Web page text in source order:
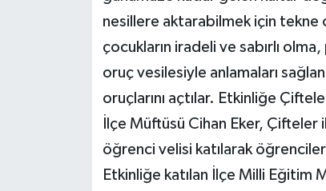
nesillere aktarabilmek için
çocukların iradeli ve sabırlı
oruç vesilesiyle anlamaları
oruçlarını açtılar. Etkinliğe
İlçe Müftüsü Cihan Eker,
öğrenci velisi katılarak
Etkinliğe katılan İlçe Milli Eğitim